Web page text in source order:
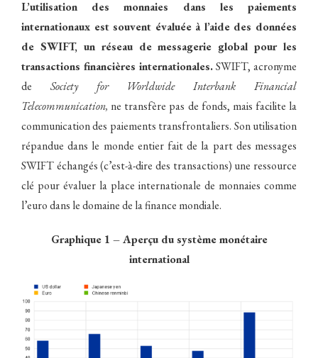
L’utilisation des monnaies dans les paiements
internationaux est souvent évaluée à l’aide des données
de SWIFT, un réseau de messagerie global pour les
transactions financières internationales.SWIFT, acronyme
de Society for Worldwide Interbank Financial
Telecommunication, ne transfère pas de fonds, mais facilite la
communication des paiements transfrontaliers. Son utilisation
répandue dans le monde entier fait de la part des messages
SWIFT échangés (c’est-à-dire des transactions) une ressource
clé pour évaluer la place internationale de monnaies comme
l’euro dans le domaine de la finance mondiale.
Graphique 1 – Aperçu du système monétaire
international